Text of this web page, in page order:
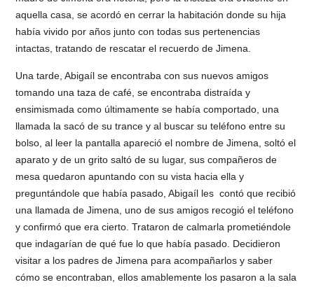
aquella casa, se acordó en cerrar la habitación donde su hija
había vivido por años junto con todas sus pertenencias
intactas, tratando de rescatar el recuerdo de Jimena.
Una tarde, Abigaíl se encontraba con sus nuevos amigos
tomando una taza de café, se encontraba distraída y
ensimismada como últimamente se había comportado, una
llamada la sacó de su trance y al buscar su teléfono entre su
bolso, al leer la pantalla apareció el nombre de Jimena, soltó el
aparato y de un grito saltó de su lugar, sus compañeros de
mesa quedaron apuntando con su vista hacia ella y
preguntándole que había pasado, Abigaíl les contó que recibió
una llamada de Jimena, uno de sus amigos recogió el teléfono
y confirmó que era cierto. Trataron de calmarla prometiéndole
que indagarían de qué fue lo que había pasado. Decidieron
visitar a los padres de Jimena para acompañarlos y saber
cómo se encontraban, ellos amablemente los pasaron a la sala